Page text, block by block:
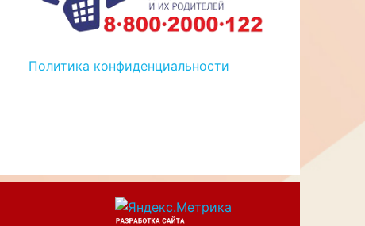
Политика конфиденциальности